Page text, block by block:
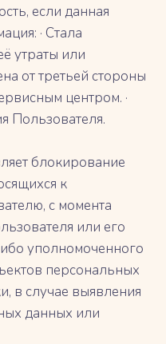
если данная
· Стала
утраты или
от третьей стороны
центром. ·
Пользователя.
блокирование
к
с момента
или его
уполномоченного
персональных
в случае выявления
данных или